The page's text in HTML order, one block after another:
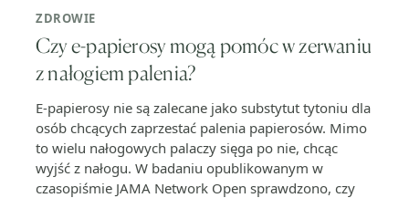
ZDROWIE
Czy e-papierosy mogą pomóc w zerwaniu
z nałogiem palenia?
E-papierosy nie są zalecane jako substytut tytoniu dla
osób chcących zaprzestać palenia papierosów. Mimo
to wielu nałogowych palaczy sięga po nie, chcąc
wyjść z nałogu. W badaniu opublikowanym w
czasopiśmie JAMA Network Open sprawdzono, czy